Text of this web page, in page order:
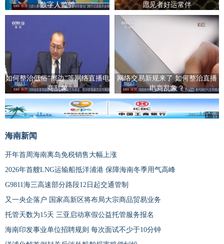
数字人监管
愿见者好运常伴
如何整治低俗“擦边”等网络直播电
商乱象
网络交易新规来了 如何整治直播
电商乱象？
广告
海南新闻
开年首周海南离岛免税销售大幅上涨
2026年首艘LNG运输船抵洋浦港 保障海南冬季用气高峰
G9811海三高速部分路段12日起交通管制
又一央企落户 国家高新区将布局大宗商品贸易业务
托管天数为15天 三亚启动寒假公益托管服务报名
海南印发事业单位招聘规则 每次面试不少于10分钟